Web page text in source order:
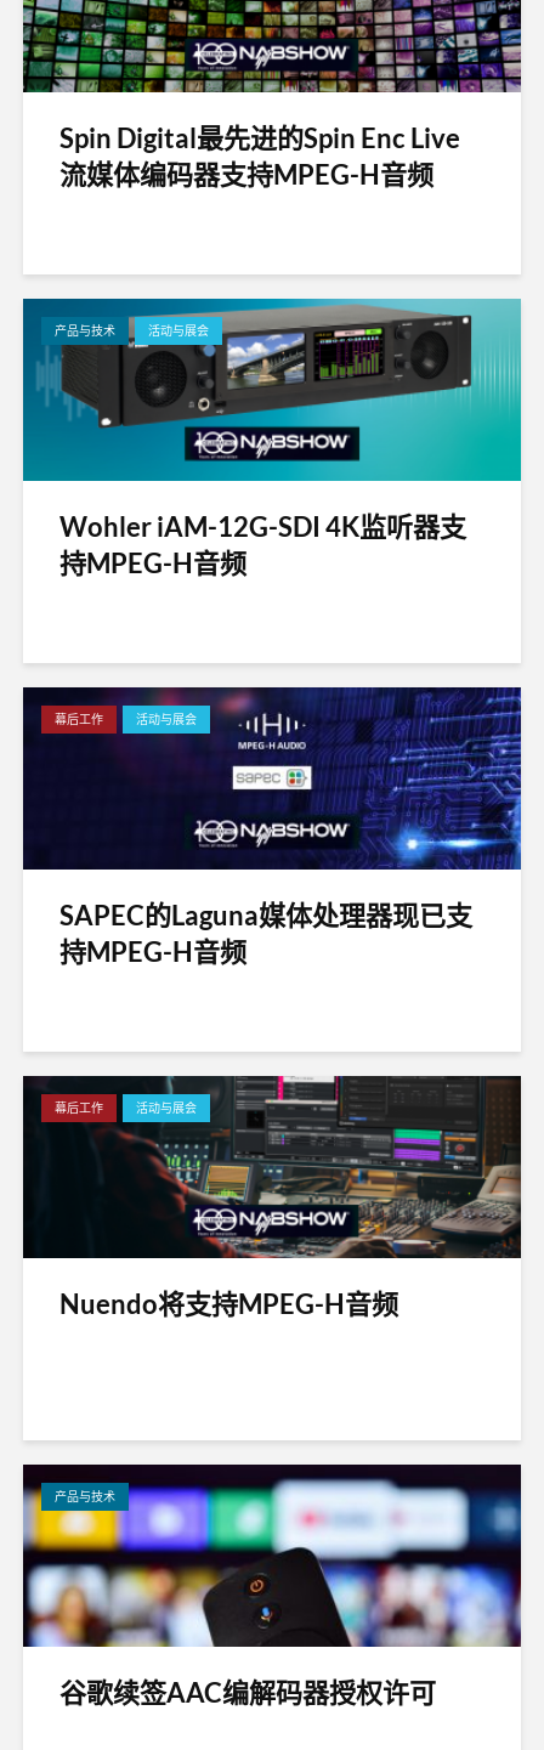
Spin Digital最先进的Spin Enc Live
流媒体编码器支持MPEG-H音频
产品与技术 活动与展会
Wohler iAM-12G-SDI 4K监听器支
持MPEG-H音频
幕后工作 活动与展会
SAPEC的Laguna媒体处理器现已支
持MPEG-H音频
幕后工作 活动与展会
Nuendo将支持MPEG-H音频
产品与技术
谷歌续签AAC编解码器授权许可